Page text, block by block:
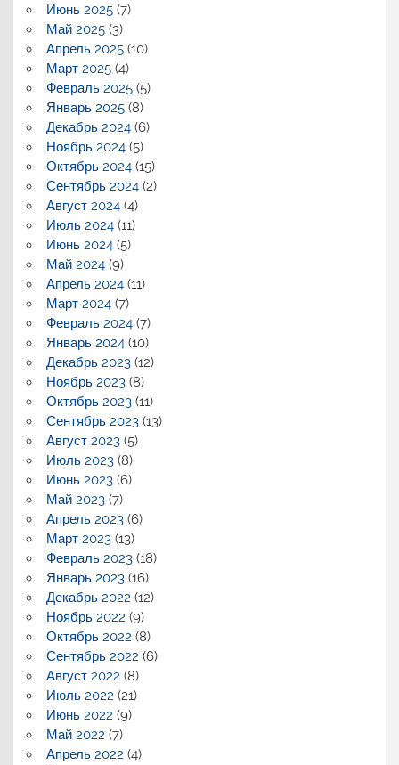
Июнь 2025(7)
Май 2025(3)
Апрель 2025(10)
Март 2025(4)
Февраль 2025(5)
Январь 2025(8)
Декабрь 2024(6)
Ноябрь 2024(5)
Октябрь 2024(15)
Сентябрь 2024(2)
Август 2024(4)
Июль 2024(11)
Июнь 2024(5)
Май 2024(9)
Апрель 2024(11)
Март 2024(7)
Февраль 2024(7)
Январь 2024(10)
Декабрь 2023(12)
Ноябрь 2023(8)
Октябрь 2023(11)
Сентябрь 2023(13)
Август 2023(5)
Июль 2023(8)
Июнь 2023(6)
Май 2023(7)
Апрель 2023(6)
Март 2023(13)
Февраль 2023(18)
Январь 2023(16)
Декабрь 2022 (12)
Ноябрь 2022 (9)
Октябрь 2022 (8)
Сентябрь 2022 (6)
Август 2022 (8)
Июль 2022 (21)
Июнь 2022 (9)
Май 2022 (7)
Апрель 2022 (4)